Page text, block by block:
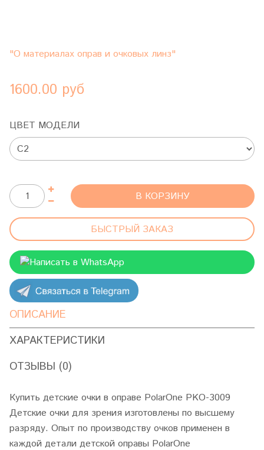
"О материалах оправ и очковых линз"
1600.00 руб
ЦВЕТ МОДЕЛИ
В КОРЗИНУ
БЫСТРЫЙ ЗАКАЗ
Написать в WhatsApp
ОПИСАНИЕ
ХАРАКТЕРИСТИКИ
ОТЗЫВЫ (0)
Купить детские очки в оправе PolarOne PKO-3009
Детские очки для зрения изготовлены по высшему
разряду. Опыт по производству очков применен в
каждой детали детской оправы PolarOne